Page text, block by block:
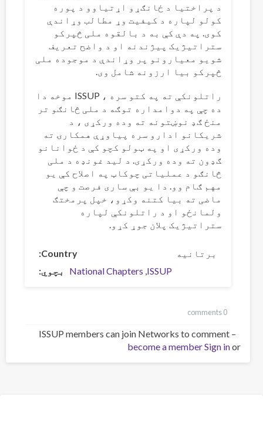
د پراختیا د ځانګړو اړتیاوو د پوره
کولو لپاره د کیفیت وړ مطالب وړاندې
کوی. په دې کې به د بالقوه ملی څپرکو
ستراتیژیک پیژندنه او د واضح تعریف
شویو معیارونو پر وړاندې د موجوده ملی
څپرکو بیا ارزونه شامل وی.
راتلونکې ته په کتو سره ، ISSUP موخه دا
ده چې په دوامداره توګه د ملی څانګو تر
منځ ګډ نوښتونه ته وده ورکړی ، د
شریکانو ادارو سره پیاوړې همکارۍ ته
وده ورکړی او په ټولو کچو کې د ځوانانو
ګډون ته وده ورکړی. د لید غونډه د ملی
څانګو د عملیاتی چوکاټ په اصلاح کې یو
مهم ګام وو. دا یو بې ساری فرصت و چې
ماضی ته بیا کتنه وکړو، خپل پرمختګ
ولمانځو او د راتلونکې لپاره
ستراتیژیک پلان جوړ کړو.
Country
برتانیه
بچوي
ISSUP
National Chapters
0 comments
ISSUP members can join Networks to comment –
Sign inor
become a member